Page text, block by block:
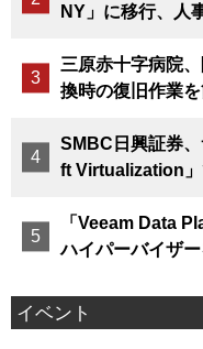
NY」に移行、人
三原赤十字病院
換時の復旧作業
SMBC日興証券
ft Virtualization」
「Veeam Data
ハイパーバイザ
イベント